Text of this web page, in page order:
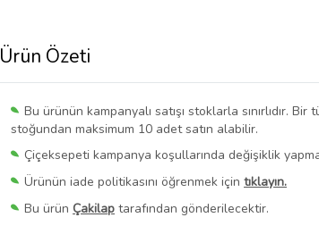
Ürün Özeti
Bu ürünün kampanyalı satışı stoklarla sınırlıdır.
stoğundan maksimum 10 adet satın alabilir.
Çiçeksepeti kampanya koşullarında değişiklik
Ürünün iade politikasını öğrenmek için tıklayın.
Bu ürün Çakilap tarafından gönderilecektir.